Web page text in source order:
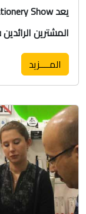
المشترين
المــــزيد